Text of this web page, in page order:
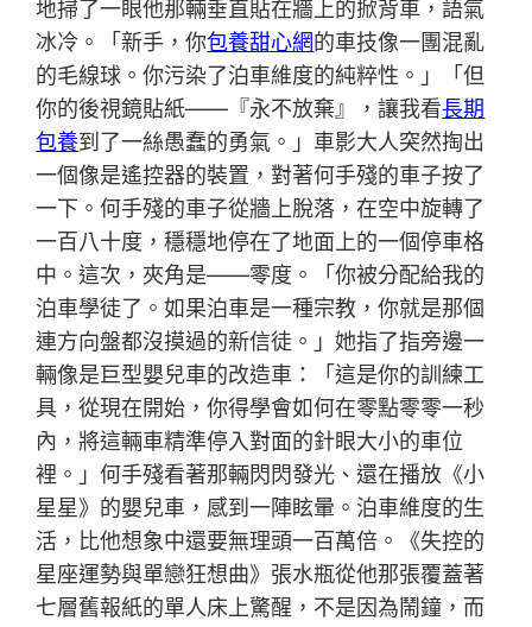
地掃了一眼他那輛垂直貼在牆上的掀背車，語氣
冰冷。「新手，你包養甜心網的車技像一團混亂
的毛線球。你污染了泊車維度的純粹性。」「但
你的後視鏡貼紙——『永不放棄』，讓我看長期
包養到了一絲愚蠢的勇氣。」車影大人突然掏出
一個像是遙控器的裝置，對著何手殘的車子按了
一下。何手殘的車子從牆上脫落，在空中旋轉了
一百八十度，穩穩地停在了地面上的一個停車格
中。這次，夾角是——零度。「你被分配給我的
泊車學徒了。如果泊車是一種宗教，你就是那個
連方向盤都沒摸過的新信徒。」她指了指旁邊一
輛像是巨型嬰兒車的改造車：「這是你的訓練工
具，從現在開始，你得學會如何在零點零零一秒
內，將這輛車精準停入對面的針眼大小的車位
裡。」何手殘看著那輛閃閃發光、還在播放《小
星星》的嬰兒車，感到一陣眩暈。泊車維度的生
活，比他想象中還要無理頭一百萬倍。《失控的
星座運勢與單戀狂想曲》張水瓶從他那張覆蓋著
七層舊報紙的單人床上驚醒，不是因為鬧鐘，而